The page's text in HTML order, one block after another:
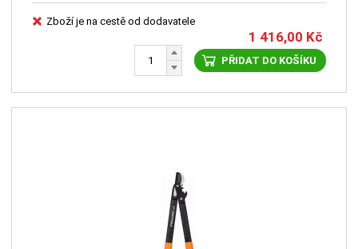
Zboží je na cestě od dodavatele
1 416,00 Kč
PŘIDAT DO KOŠÍKU